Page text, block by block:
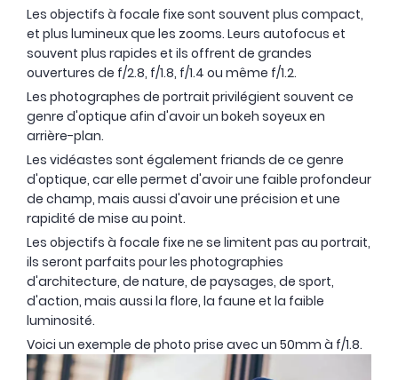
- 30 €
Les objectifs à focale fixe sont souvent plus compact,
et plus lumineux que les zooms. Leurs autofocus et
souvent plus rapides et ils offrent de grandes
ouvertures de f/2.8, f/1.8, f/1.4 ou même f/1.2.
Les photographes de portrait privilégient souvent ce
genre d'optique afin d'avoir un bokeh soyeux en
arrière-plan.
Les vidéastes sont également friands de ce genre
d'optique, car elle permet d'avoir une faible profondeur
de champ, mais aussi d'avoir une précision et une
rapidité de mise au point.
Les objectifs à focale fixe ne se limitent pas au portrait,
ils seront parfaits pour les photographies
d'architecture, de nature, de paysages, de sport,
d'action, mais aussi la flore, la faune et la faible
luminosité.
Voici un exemple de photo prise avec un 50mm à f/1.8.